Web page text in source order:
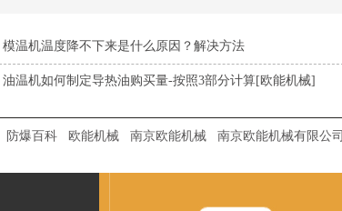
模温机温度降不下来是什么原因？解决方法
油温机如何制定导热油购买量-按照3部分计算[欧能机械]
防爆百科 欧能机械 南京欧能机械 南京欧能机械有限公司